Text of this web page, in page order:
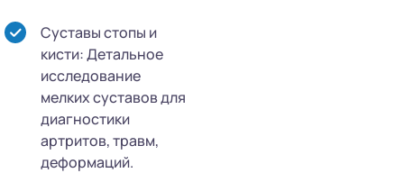
Суставы стопы и
кисти: Детальное
исследование
мелких суставов для
диагностики
артритов, травм,
деформаций.